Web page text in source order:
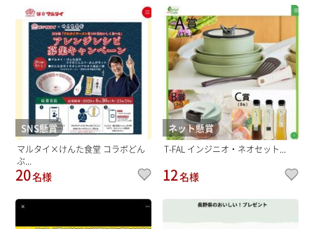
SNS懸賞
マルタイ×けんた食堂 コラボどん
ぶ...
20名様
ネット懸賞
T-FAL インジニオ・ネオセット...
12名様